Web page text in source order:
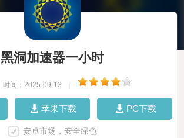
黑洞加速器一小时
时间：2025-09-13
苹果下载 PC下载
安卓市场，安全绿色